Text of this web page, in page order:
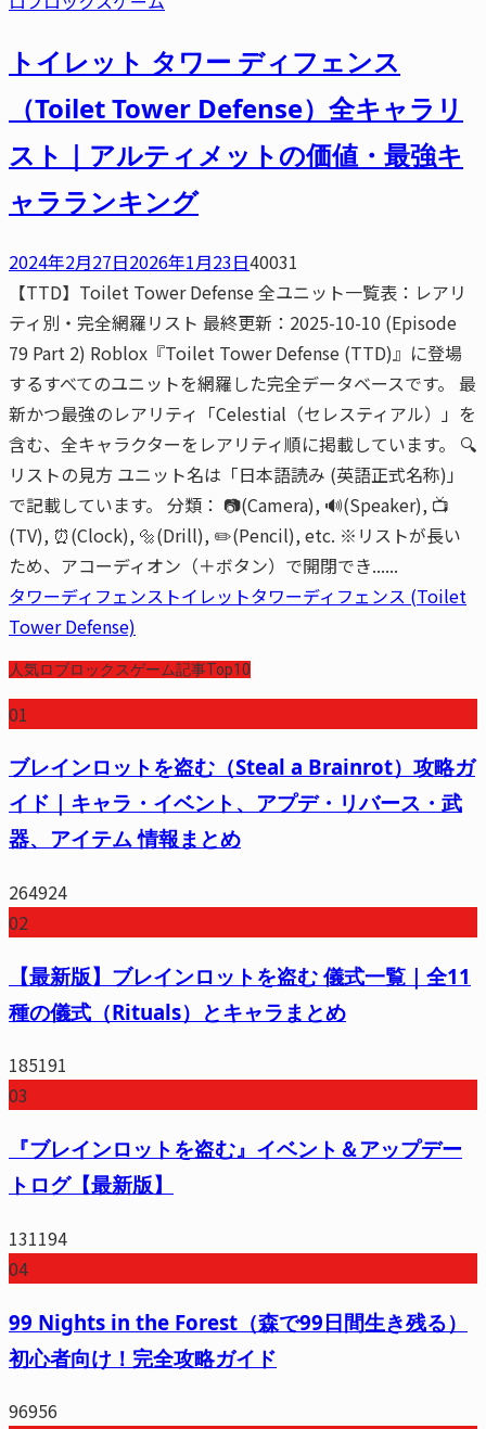
トイレット タワー ディフェンス
（Toilet Tower Defense）全キャラリ
スト｜アルティメットの価値・最強キ
ャラランキング
2024年2月27日2026年1月23日40031
【TTD】Toilet Tower Defense 全ユニット一覧表：レアリ
ティ別・完全網羅リスト 最終更新：2025-10-10 (Episode
79 Part 2) Roblox『Toilet Tower Defense (TTD)』に登場
するすべてのユニットを網羅した完全データベースです。 最
新かつ最強のレアリティ「Celestial（セレスティアル）」を
含む、全キャラクターをレアリティ順に掲載しています。 🔍
リストの見方 ユニット名は「日本語読み (英語正式名称)」
で記載しています。 分類： 📷(Camera), 🔊(Speaker), 📺
(TV), ⏰(Clock), 🔩(Drill), ✏️(Pencil), etc. ※リストが長い
ため、アコーディオン（＋ボタン）で開閉でき......
タワーディフェンス トイレットタワーディフェンス (Toilet
Tower Defense)
人気ロブロックスゲーム記事Top10
01
ブレインロットを盗む（Steal a Brainrot）攻略ガ
イド｜キャラ・イベント、アプデ・リバース・武
器、アイテム 情報まとめ
264924
02
【最新版】ブレインロットを盗む 儀式一覧｜全11
種の儀式（Rituals）とキャラまとめ
185191
03
『ブレインロットを盗む』イベント＆アップデー
トログ【最新版】
131194
04
99 Nights in the Forest（森で99日間生き残る）
初心者向け！完全攻略ガイド
96956